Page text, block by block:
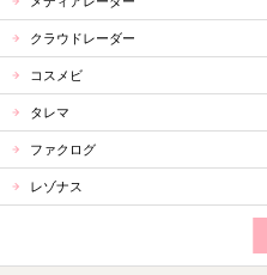
クラウドレーダー
コスメビ
タレマ
ファクログ
レゾナス